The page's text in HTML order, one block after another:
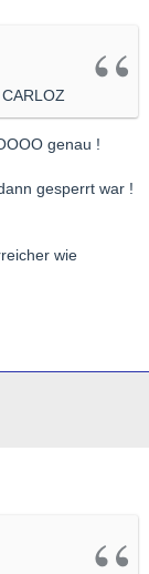
genau !
gesperrt war !
wie